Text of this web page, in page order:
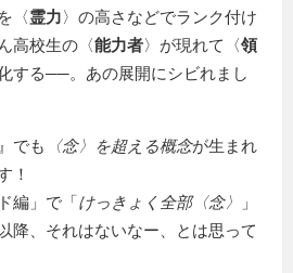
〈霊力〉の高さなどでランク付け
高校生の〈能力者〉が現れて〈領
する──。あの展開にシビれまし
』でも 〈念〉を超える概念が生まれ
！
編」で「けっきょく全部〈念〉
」
降、それはないなー、とは思って